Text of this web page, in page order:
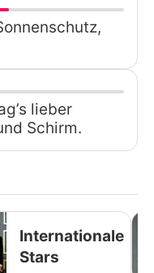
lieber
Schirm.
Internationale
Stars